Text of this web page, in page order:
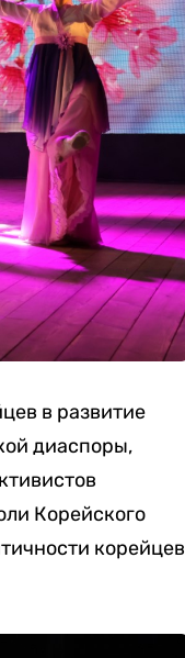
в развитие
диаспоры,
Корейского
корейцев